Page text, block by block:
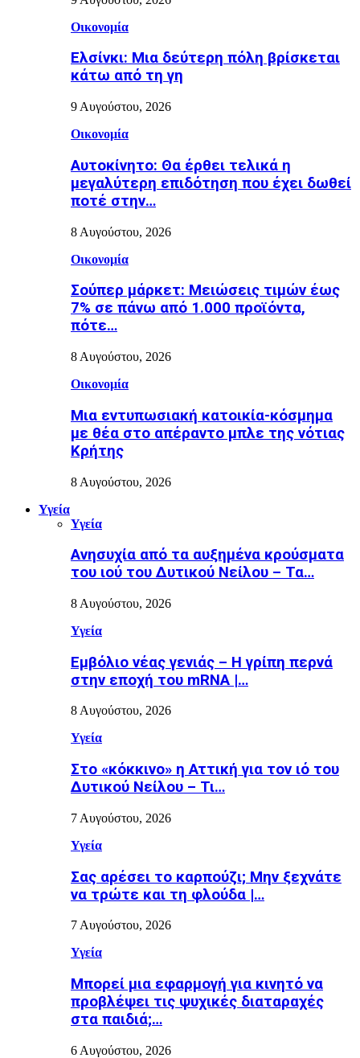
Οικονομία
Ελσίνκι: Mια δεύτερη πόλη βρίσκεται
κάτω από τη γη
9 Αυγούστου, 2026
Οικονομία
Αυτοκίνητο: Θα έρθει τελικά η
μεγαλύτερη επιδότηση που έχει δωθεί
ποτέ στην…
8 Αυγούστου, 2026
Οικονομία
Σούπερ μάρκετ: Μειώσεις τιμών έως
7% σε πάνω από 1.000 προϊόντα,
πότε…
8 Αυγούστου, 2026
Οικονομία
Μια εντυπωσιακή κατοικία-κόσμημα
με θέα στο απέραντο μπλε της νότιας
Κρήτης
8 Αυγούστου, 2026
Υγεία
Υγεία
Ανησυχία από τα αυξημένα κρούσματα
του ιού του Δυτικού Νείλου – Τα…
8 Αυγούστου, 2026
Υγεία
Εµβόλιο νέας γενιάς – Η γρίπη περνά
στην εποχή του mRNA |…
8 Αυγούστου, 2026
Υγεία
Στο «κόκκινο» η Αττική για τον ιό του
Δυτικού Νείλου – Τι…
7 Αυγούστου, 2026
Υγεία
Σας αρέσει το καρπούζι; Μην ξεχνάτε
να τρώτε και τη φλούδα |…
7 Αυγούστου, 2026
Υγεία
Μπορεί μια εφαρμογή για κινητό να
προβλέψει τις ψυχικές διαταραχές
στα παιδιά;…
6 Αυγούστου, 2026